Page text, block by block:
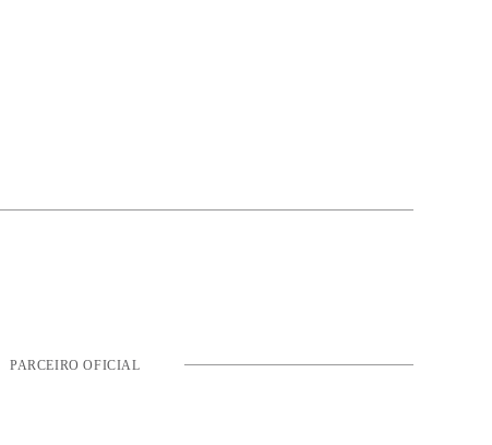
PARCEIRO OFICIAL